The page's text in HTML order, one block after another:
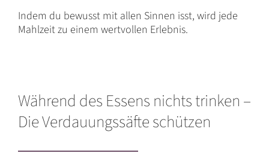
Indem du bewusst mit allen Sinnen isst, wird jede
Mahlzeit zu einem wertvollen Erlebnis.
Während des Essens nichts trinken –
Die Verdauungssäfte schützen